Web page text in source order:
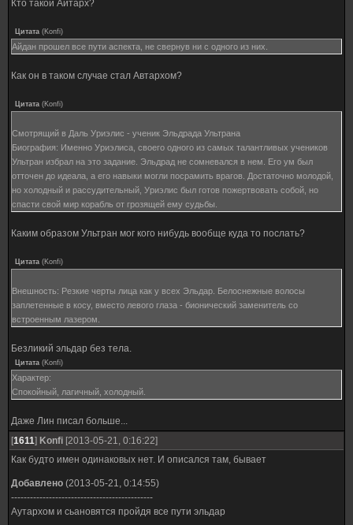
Кто такой Айтарх?
Цитата (Konfi)
Айдан прошел все пути аспекта, не свернув ни с одного из них.
Как он в таком случае стал Автархом?
Цитата (Konfi)
Смотрящий в Даль Уриэлис - ученик Эльдрада Ультрана
Биография: Именно Уриэлиса, своего одного из самых талантливых учеников
Ультран избрал на это задание. Эльдрад не сомневался в нем. Его ум был
отточен до идеала, а его навыки могли посрамить врагов. Достаточно молодой,
но холодный и рассудительный, Уриэлис был готов пожертвовать собой, но
спасти свой мир корабль от грозящей ему судьбы.
Каким образом Ультран мог кого нибудь вообще куда то послать?
Цитата (Konfi)
Внешность: Резкие черты лица как у всех Эльдар. Белоснежные волосы
заплетенные в косу, вместо левого глаза - бионический заменитель со
встроенным лазером.
Безликий эльдар без тела.
Цитата (Konfi)
Характер:
Спокойный, лагичный, холодный.
Даже Лин писал больше...
[1611] Konfi [2013-05-21, 0:16:22]
Как будто имен одинаковых нет. И описался там, бывает
Добавлено (2013-05-21, 0:14:55)
---------------------------------------------
Аутархом и сьановятся пройдя все пути эльдар